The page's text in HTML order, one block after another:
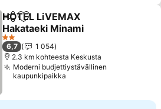
Jaa Lisää suosikkeihin
HOTEL LiVEMAX
Hakataeki Minami
2 Tähtiluokitus
6,7
1 054
2.3 km kohteesta Keskusta
Moderni budjettiystävällinen
kaupunkipaikka